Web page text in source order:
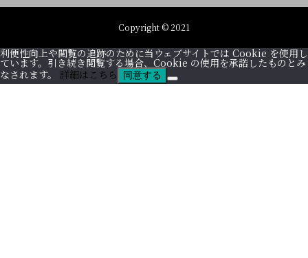
Copyright © 2021
利便性向上や閲覧の追跡のために当ウェブサイトでは Cookie を使用し
ています。引き続き閲覧する場合、Cookie の使用を承諾したものとみ
なされます。 詳細はこちら 同意する